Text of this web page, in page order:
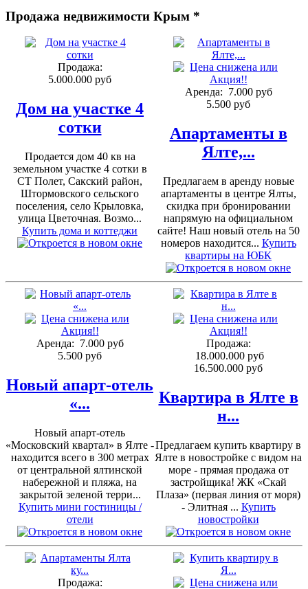
Продажа недвижимости Крым *
Продажа:
5.000.000 руб
Дом на участке 4
сотки
Продается дом 40 кв на
земельном участке 4 сотки в
СТ Полет, Сакский район,
Штормовского сельского
поселения, село Крыловка,
улица Цветочная. Возмо...
Купить дома и коттеджи
Аренда: 7.000 руб
5.500 руб
Апартаменты в
Ялте,...
Предлагаем в аренду новые
апартаменты в центре Ялты,
скидка при бронировании
напрямую на официальном
сайте! Наш новый отель на 50
номеров находится... Купить
квартиры на ЮБК
Аренда: 7.000 руб
5.500 руб
Новый апарт-отель
«...
Новый апарт-отель
«Московский квартал» в Ялте -
находится всего в 300 метрах
от центральной ялтинской
набережной и пляжа, на
закрытой зеленой терри...
Купить мини гостиницы /
отели
Продажа:
18.000.000 руб
16.500.000 руб
Квартира в Ялте в
н...
Предлагаем купить квартиру в
Ялте в новостройке с видом на
море - прямая продажа от
застройщика! ЖК «Скай
Плаза» (первая линия от моря)
- Элитная ... Купить
новостройки
Продажа: